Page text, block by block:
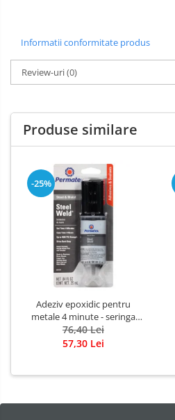
Informatii conformitate produs
Review-uri(0)
Produse similare
-25%
Adeziv epoxidic pentru
metale 4 minute - seringa
dubla 25 ml
76,40 Lei
57,30 Lei